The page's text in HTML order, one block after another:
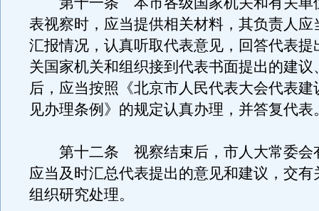
表视察时，应当提供相关材料，其负责人应
汇报情况，认真听取代表意见，回答代表提
关国家机关和组织接到代表书面提出的建议
后，应当按照《北京市人民代表大会代表建
见办理条例》的规定认真办理，并答复代表
第十二条 视察结束后，市人大常委会
应当及时汇总代表提出的意见和建议，交有
组织研究处理。